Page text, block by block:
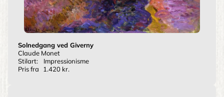
Solnedgang ved Giverny
Claude Monet
Stilart:
Impressionisme
Pris fra
1.420 kr.